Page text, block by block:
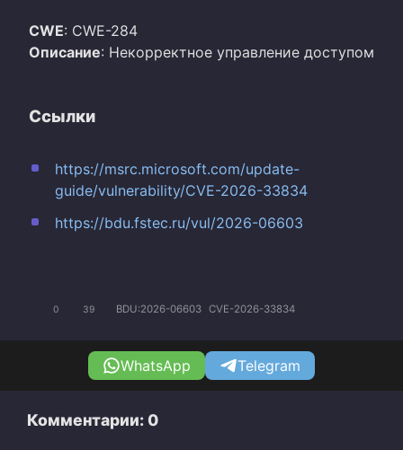
CWE: CWE-284
Описание: Некорректное управление доступом
Ссылки
https://msrc.microsoft.com/update-
guide/vulnerability/CVE-2026-33834
https://bdu.fstec.ru/vul/2026-06603
0 39 BDU:2026-06603 CVE-2026-33834
WhatsApp Telegram
Комментарии: 0